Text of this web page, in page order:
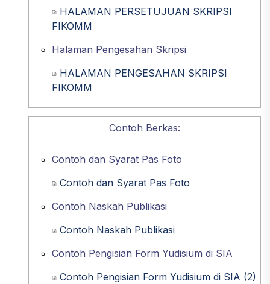
HALAMAN PERSETUJUAN SKRIPSI
FIKOMM
Halaman Pengesahan Skripsi
HALAMAN PENGESAHAN SKRIPSI
FIKOMM
Contoh Berkas:
Contoh dan Syarat Pas Foto
Contoh dan Syarat Pas Foto
Contoh Naskah Publikasi
Contoh Naskah Publikasi
Contoh Pengisian Form Yudisium di SIA
Contoh Pengisian Form Yudisium di SIA (2)